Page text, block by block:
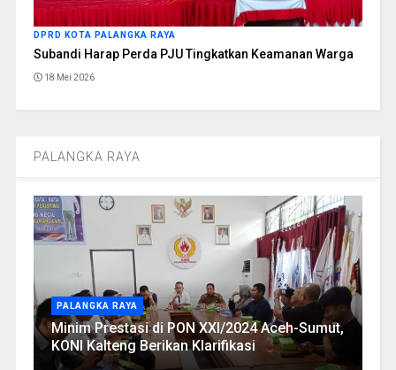
DPRD KOTA PALANGKA RAYA
Subandi Harap Perda PJU Tingkatkan Keamanan Warga
18 Mei 2026
PALANGKA RAYA
PALANGKA RAYA
Minim Prestasi di PON XXI/2024 Aceh-Sumut,
KONI Kalteng Berikan Klarifikasi